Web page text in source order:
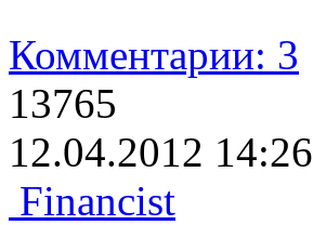
Комментарии: 3
13765
12.04.2012 14:26
Financist